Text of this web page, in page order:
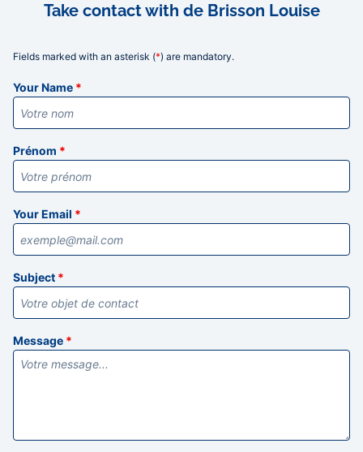
Take contact with de Brisson Louise
Fields marked with an asterisk (*) are mandatory.
Your Name *
Prénom *
Your Email *
Subject *
Message *